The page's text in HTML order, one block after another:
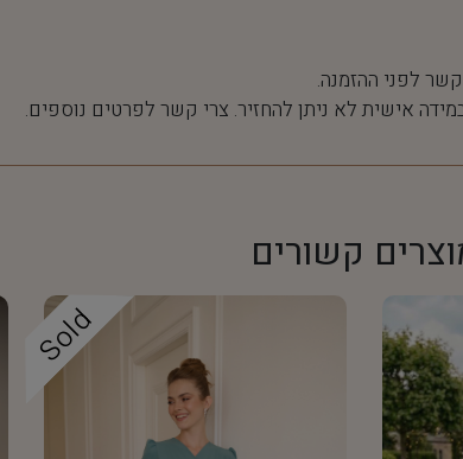
לפני ההזמנה.
אישית לא ניתן להחזיר. צרי קשר לפרטים נוספים.
קשורים
Sold